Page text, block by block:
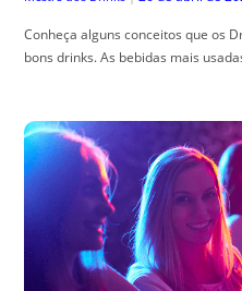
Conheça alguns conceitos que os
bons drinks. As bebidas mais